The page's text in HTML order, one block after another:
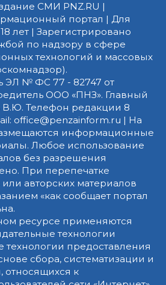
СМИ PNZ.RU |
портал | Для
лет | Зарегистрировано
по надзору в сфере
технологий и массовых
ЭЛ № ФС 77 - 82747 от
ООО «ПНЗ». Главный
Телефон редакции 8
office@penzainform.ru | На
информационные
Любое использование
без разрешения
При перепечатке
авторских материалов
«как сообщает портал
ресурсе применяются
технологии
предоставления
сбора, систематизации и
относящихся к